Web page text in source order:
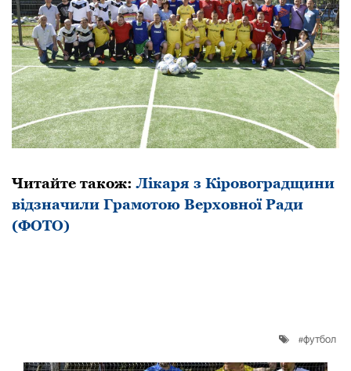
Читайте також:Лікаря з Кіровоградщини
відзначили Грамотою Верховної Ради
(ФОТО)
футбол